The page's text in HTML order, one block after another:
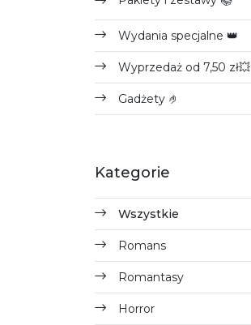
Wydania specjalne 👑
Wyprzedaż od 7,50 zł💥
Gadżety 🤌
Kategorie
Wszystkie
Romans
Romantasy
Horror